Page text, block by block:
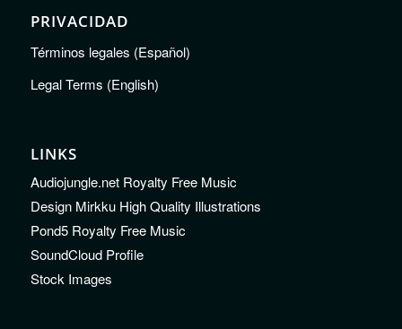
PRIVACIDAD
Términos legales (Español)
Legal Terms (English)
LINKS
Audiojungle.net Royalty Free Music
Design Mirkku High Quality Illustrations
Pond5 Royalty Free Music
SoundCloud Profile
Stock Images